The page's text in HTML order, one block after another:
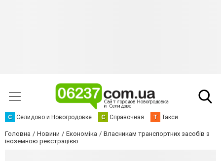
С Селидово и Новогродовке С Справочная Т Такси
Головна Новини Економіка
Власникам транспортних засобів з
іноземною реєстрацією